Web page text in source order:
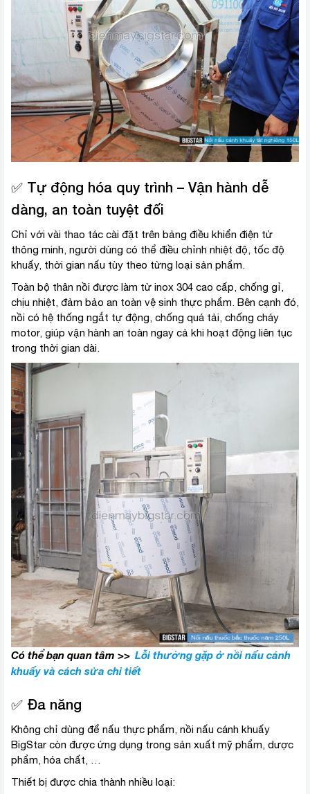
✅ Tự động hóa quy trình – Vận hành dễ
dàng, an toàn tuyệt đối
Chỉ với vài thao tác cài đặt trên bảng điều khiển điện tử
thông minh, người dùng có thể điều chỉnh nhiệt độ, tốc độ
khuấy, thời gian nấu tùy theo từng loại sản phẩm.
Toàn bộ thân nồi được làm từ inox 304 cao cấp, chống gỉ,
chịu nhiệt, đảm bảo an toàn vệ sinh thực phẩm. Bên cạnh đó,
nồi có hệ thống ngắt tự động, chống quá tải, chống cháy
motor, giúp vận hành an toàn ngay cả khi hoạt động liên tục
trong thời gian dài.
Có thể bạn quan tâm >> Lỗi thường gặp ở nồi nấu cánh
khuấy và cách sửa chi tiết
✅ Đa năng
Không chỉ dùng để nấu thực phẩm, nồi nấu cánh khuấy
BigStar còn được ứng dụng trong sản xuất mỹ phẩm, dược
phẩm, hóa chất, …
Thiết bị được chia thành nhiều loại: